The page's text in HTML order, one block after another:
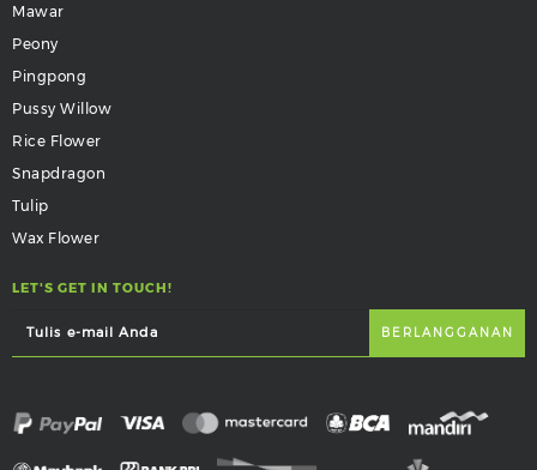
Mawar
Peony
Pingpong
Pussy Willow
Rice Flower
Snapdragon
Tulip
Wax Flower
LET'S GET IN TOUCH!